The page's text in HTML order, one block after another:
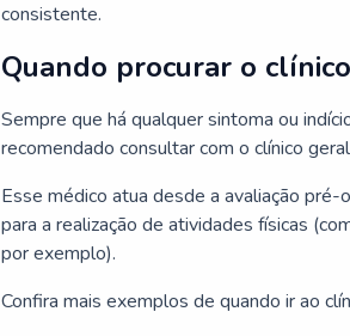
consistente.
Quando procurar o
Sempre que há qualquer sintoma ou
recomendado consultar com o clínico
Esse médico atua desde a avaliação pré-
para a realização de atividades físicas
por exemplo).
Confira mais exemplos de quando ir ao